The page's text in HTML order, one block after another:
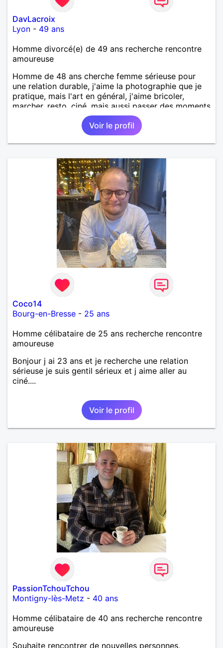
DavLacroix
Lyon - 49 ans
Homme divorcé(e) de 49 ans recherche rencontre
amoureuse
Homme de 48 ans cherche femme sérieuse pour
une relation durable, j'aime la photographie que je
pratique, mais l'art en général, j'aime bricoler,
marcher, resto, ciné, mais aussi passer des moments
calme devant un bon film ou une série avec un
plateau repas. le reste est à découvrir.
Voir le profil
Coco14
Bourg-en-Bresse - 25 ans
Homme célibataire de 25 ans recherche rencontre
amoureuse
Bonjour j ai 23 ans et je recherche une relation
sérieuse je suis gentil sérieux et j aime aller au
ciné....
Voir le profil
PassionTchouTchou
Montigny-lès-Metz - 40 ans
Homme célibataire de 40 ans recherche rencontre
amoureuse
Souhaite rencontrer de nouvelles personnes,